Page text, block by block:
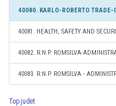
40080. KARLO-ROBERTO TRADE-
40081. HEALTH, SAFETY AND
40082. R.N.P. ROMSILVA-
Top judet